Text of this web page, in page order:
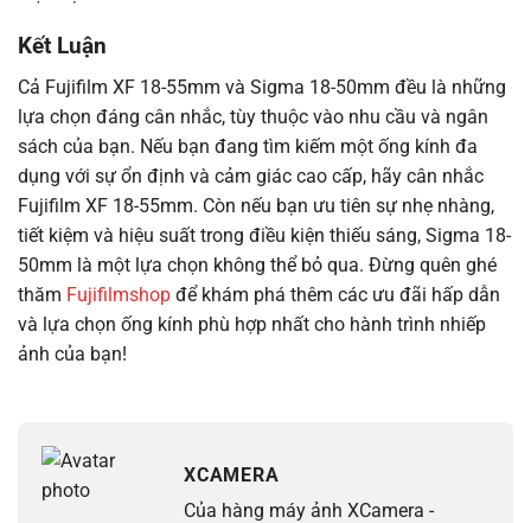
Kết Luận
Cả Fujifilm XF 18-55mm và Sigma 18-50mm đều là những
lựa chọn đáng cân nhắc, tùy thuộc vào nhu cầu và ngân
sách của bạn. Nếu bạn đang tìm kiếm một ống kính đa
dụng với sự ổn định và cảm giác cao cấp, hãy cân nhắc
Fujifilm XF 18-55mm. Còn nếu bạn ưu tiên sự nhẹ nhàng,
tiết kiệm và hiệu suất trong điều kiện thiếu sáng, Sigma 18-
50mm là một lựa chọn không thể bỏ qua. Đừng quên ghé
thăm Fujifilmshop để khám phá thêm các ưu đãi hấp dẫn
và lựa chọn ống kính phù hợp nhất cho hành trình nhiếp
ảnh của bạn!
XCAMERA
Của hàng máy ảnh XCamera -